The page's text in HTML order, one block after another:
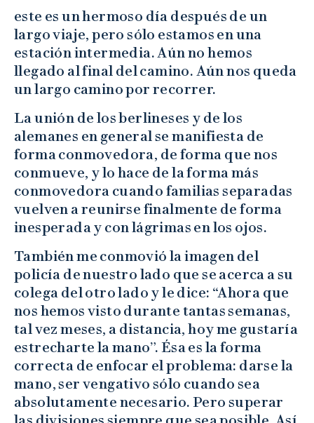
este es un hermoso día después de un
largo viaje, pero sólo estamos en una
estación intermedia. Aún no hemos
llegado al final del camino. Aún nos queda
un largo camino por recorrer.
La unión de los berlineses y de los
alemanes en general se manifiesta de
forma conmovedora, de forma que nos
conmueve, y lo hace de la forma más
conmovedora cuando familias separadas
vuelven a reunirse finalmente de forma
inesperada y con lágrimas en los ojos.
También me conmovió la imagen del
policía de nuestro lado que se acerca a su
colega del otro lado y le dice: “Ahora que
nos hemos visto durante tantas semanas,
tal vez meses, a distancia, hoy me gustaría
estrecharte la mano”. Ésa es la forma
correcta de enfocar el problema: darse la
mano, ser vengativo sólo cuando sea
absolutamente necesario. Pero superar